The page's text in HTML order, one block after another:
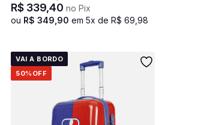
R$ 339,40 no Pix
ou R$ 349 90 em5x deR$ 69 ,98
VAI A BORDO
50% OFF